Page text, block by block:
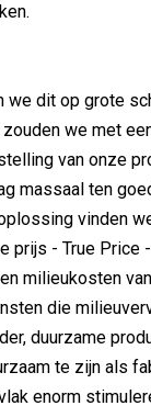
we dit op grote
we met
van onze
massaal ten
vinden
prijs - True Price
milieukosten
die
duurzame
te zijn als
enorm